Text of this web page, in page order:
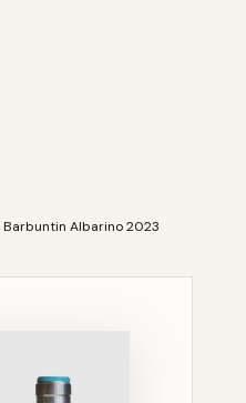
Barbuntin Albarino 2023